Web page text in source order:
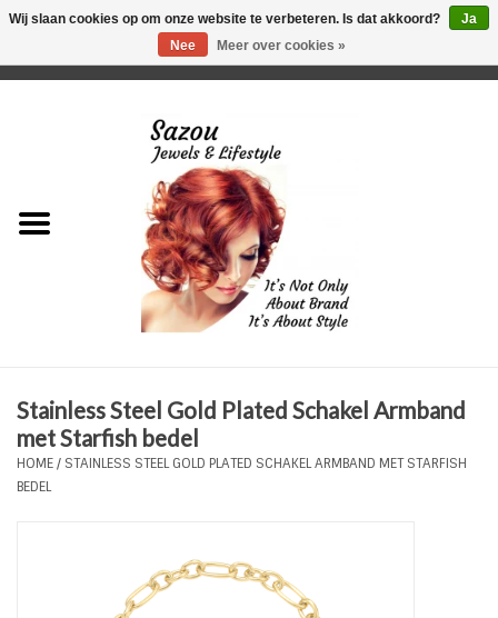
Just for Him
Plus Size Sieraden
Enkelbandjes
Haaraccesoires
Stainless Steel Gold Plated Schakel Armband
met Starfish bedel
HOME/ STAINLESS STEEL GOLD PLATED SCHAKEL ARMBAND MET STARFISH
BEDEL
Wij slaan cookies op om onze website te verbeteren. Is dat akkoord?
Ja
Nee
Meer over cookies »